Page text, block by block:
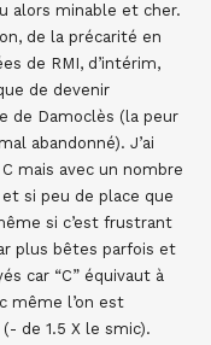
alors minable et cher.
de la précarité en
de RMI, d’intérim,
de devenir
de Damoclès (la peur
abandonné). J’ai
mais avec un nombre
si peu de place que
si c’est frustrant
plus bêtes parfois et
car “C” équivaut à
même l’on est
de 1.5 X le smic).